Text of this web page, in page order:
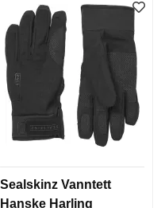
Sealskinz Vanntett
Hanske Harling